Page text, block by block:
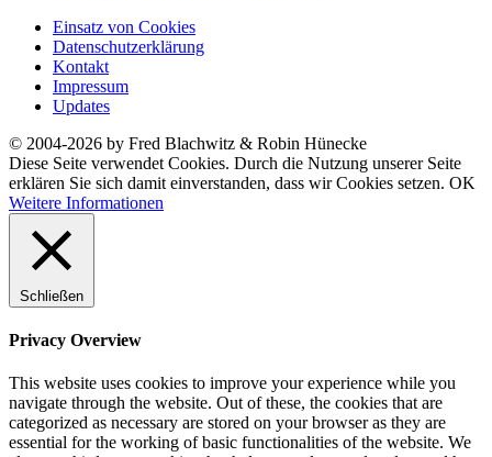
Einsatz von Cookies
Datenschutzerklärung
Kontakt
Impressum
Updates
© 2004-2026 by Fred Blachwitz & Robin Hünecke
Diese Seite verwendet Cookies. Durch die Nutzung unserer Seite
erklären Sie sich damit einverstanden, dass wir Cookies setzen. OK
Weitere Informationen
Schließen
Privacy Overview
This website uses cookies to improve your experience while you
navigate through the website. Out of these, the cookies that are
categorized as necessary are stored on your browser as they are
essential for the working of basic functionalities of the website. We